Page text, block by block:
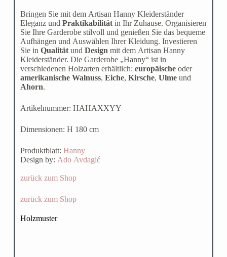
Bringen Sie mit dem Artisan Hanny Kleiderständer
Eleganz und Praktikabilitätin Ihr Zuhause. Organisieren
Sie Ihre Garderobe stilvoll und genießen Sie das bequeme
Aufhängen und Auswählen Ihrer Kleidung. Investieren
Sie in Qualität und Design mit dem Artisan Hanny
Kleiderständer. Die Garderobe „Hanny“ ist in
verschiedenen Holzarten erhältlich: europäischeoder
amerikanische Walnuss, Eiche, Kirsche, Ulmeund
Ahorn.
Artikelnummer: HAHAXXYY
Dimensionen: H 180 cm
Produktblatt: Hanny
Design by: Ado Avdagić
zurück zum Shop
zurück zum Shop
Holzmuster